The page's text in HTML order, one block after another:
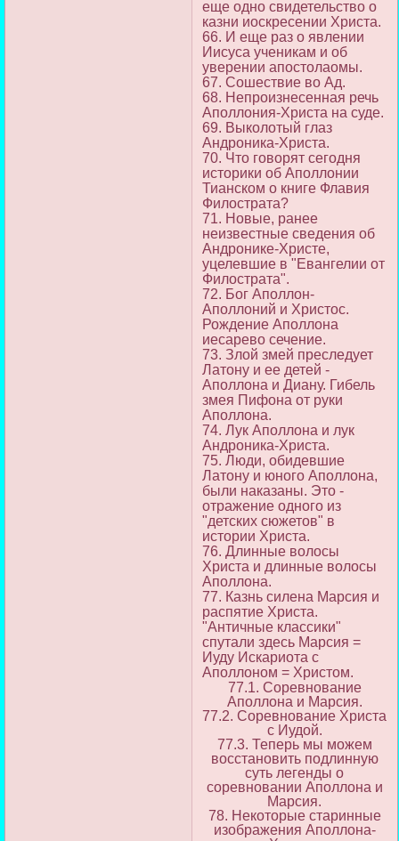
еще одно свидетельство о
казни иоскресении Христа.
66. И еще раз о явлении
Иисуса ученикам и об
уверении апостолаомы.
67. Сошествие во Ад.
68. Непроизнесенная речь
Аполлония-Христа на суде.
69. Выколотый глаз
Андроника-Христа.
70. Что говорят сегодня
историки об Аполлонии
Тианском о книге Флавия
Филострата?
71. Новые, ранее
неизвестные сведения об
Андронике-Христе,
уцелевшие в "Евангелии от
Филострата".
72. Бог Аполлон-
Аполлоний и Христос.
Рождение Аполлона
иесарево сечение.
73. Злой змей преследует
Латону и ее детей -
Аполлона и Диану. Гибель
змея Пифона от руки
Аполлона.
74. Лук Аполлона и лук
Андроника-Христа.
75. Люди, обидевшие
Латону и юного Аполлона,
были наказаны. Это -
отражение одного из
"детских сюжетов" в
истории Христа.
76. Длинные волосы
Христа и длинные волосы
Аполлона.
77. Казнь силена Марсия и
распятие Христа.
"Античные классики"
спутали здесь Марсия =
Иуду Искариота с
Аполлоном = Христом.
77.1. Соревнование
Аполлона и Марсия.
77.2. Соревнование Христа
с Иудой.
77.3. Теперь мы можем
восстановить подлинную
суть легенды о
соревновании Аполлона и
Марсия.
78. Некоторые старинные
изображения Аполлона-